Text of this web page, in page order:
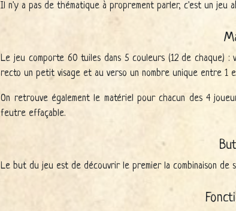
Il n'y a pas de thématique à proprement parler, c'est un jeu
Le jeu comporte 60 tuiles dans 5 couleurs (12 de chaque)
recto un petit visage et au verso un nombre unique entre 1
On retrouve également le matériel pour chacun des 4
feutre effaçable.
Le but du jeu est de découvrir le premier la combinaison de